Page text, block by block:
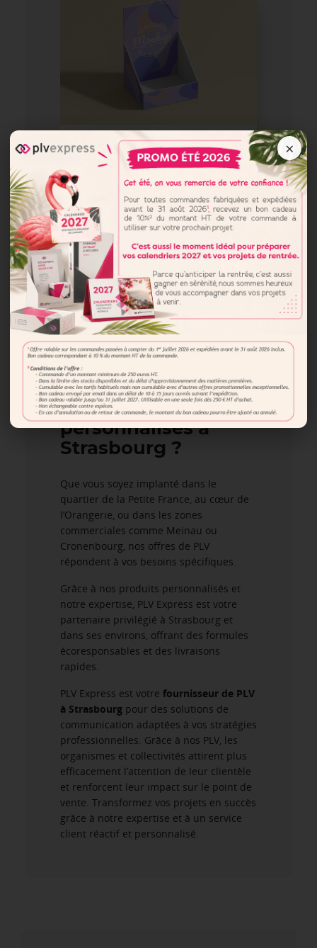
×
Créez votre support
sur mesure dès
aujourd'hui : design,
qualité, rapidité !
Contactez-nous dès
aujourd'hui pour renforcer
votre identité visuelle !
Demander un devis
Où trouver des
produits
personnalisés à
Strasbourg ?
Que vous soyez implanté dans le
quartier de la Petite France, au cœur de
l’Orangerie, ou dans les zones
commerciales comme Meinau ou
Cronenbourg, nos offres de PLV
répondent à vos besoins spécifiques.
Grâce à nos produits personnalisés et
notre expertise, PLV Express est votre
partenaire privilégié à Strasbourg et
dans ses environs, offrant des formules
écoresponsables et des livraisons
rapides.
PLV Express est votre fournisseur de PLV
à Strasbourg pour des solutions de
communication adaptées à vos stratégies
professionnelles. Grâce à nos PLV, les
organismes et collectivités attirent plus
efficacement l’attention de leur clientèle
et renforcent leur impact sur le point de
vente. Transformez vos projets en succès
grâce à notre expertise et à un service
client réactif et personnalisé.